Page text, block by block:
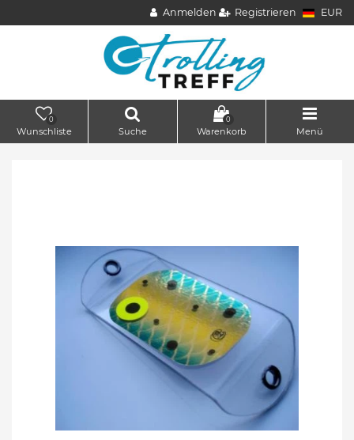
Anmelden Registrieren EUR
0
Wunschliste Suche
0
Warenkorb Menü